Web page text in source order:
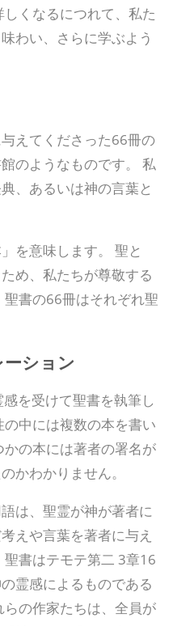
くなるにつれて、私た
わい、さらに学ぶよう
えてくださった66冊の
のようなものです。 私
、あるいは神の言葉と
を意味します。 聖と
め、私たちが尊敬する
聖書の66冊はそれぞれ聖
ション
を受けて聖書を執筆し
中には複数の本を書い
の本には著者の署名が
かわかりません。
は、聖霊が神が著者に
えや言葉を著者に与え
書はテモテ第二 3章16
霊感によるものである
らの作家たちは、全員が